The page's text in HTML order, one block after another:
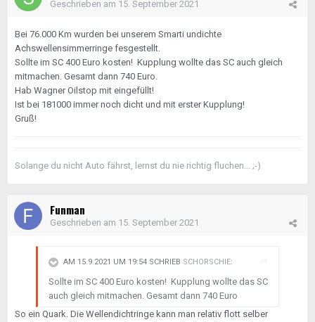
Geschrieben am 15. September 2021
Bei 76.000 Km wurden bei unserem Smarti undichte
Achswellensimmerringe fesgestellt.
Sollte im SC 400 Euro kosten! Kupplung wollte das SC auch gleich
mitmachen. Gesamt dann 740 Euro.
Hab Wagner Oilstop mit eingefüllt!
Ist bei 181000 immer noch dicht und mit erster Kupplung!
Gruß!
Solange du nicht Auto fährst, lernst du nie richtig fluchen... ;-)
Funman
Geschrieben am 15. September 2021
AM 15.9.2021 UM 19:54 SCHRIEB SCHORSCHIE:
Sollte im SC 400 Euro kosten! Kupplung wollte das SC
auch gleich mitmachen. Gesamt dann 740 Euro
So ein Quark. Die Wellendichtringe kann man relativ flott selber